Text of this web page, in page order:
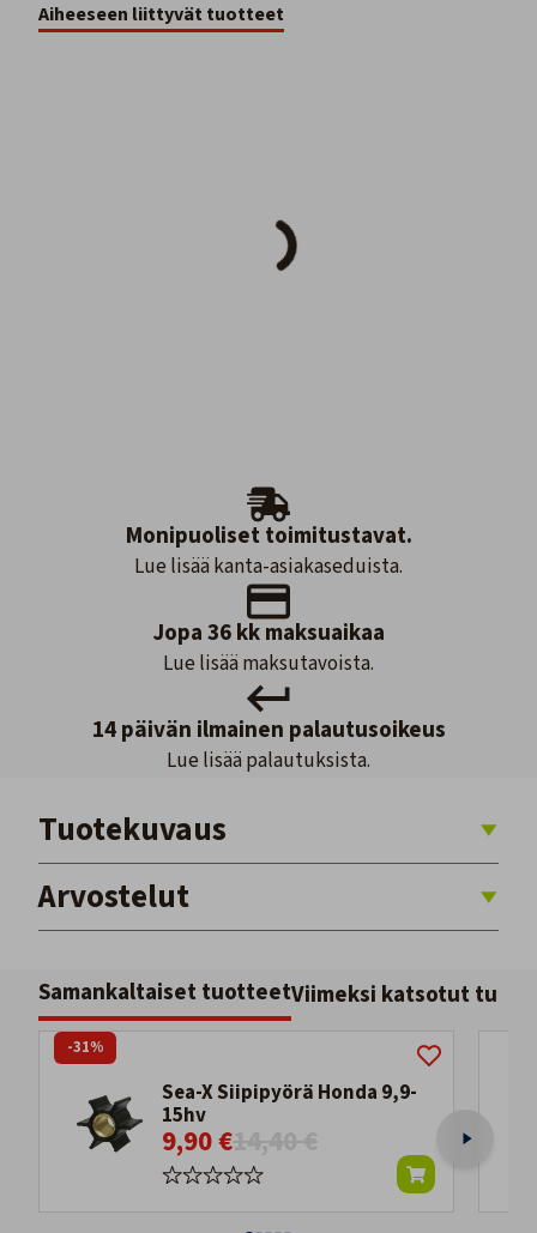
Aiheeseen liittyvät tuotteet
Monipuoliset toimitustavat.
Lue lisää kanta-asiakaseduista.
Jopa 36 kk maksuaikaa
Lue lisää maksutavoista.
14 päivän ilmainen palautusoikeus
Lue lisää palautuksista.
Tuotekuvaus
Arvostelut
Samankaltaiset tuotteetViimeksi katsotut
Sea-X Siipipyörä Honda 9,9-
15hv
9,90 €14,40 €
-31%